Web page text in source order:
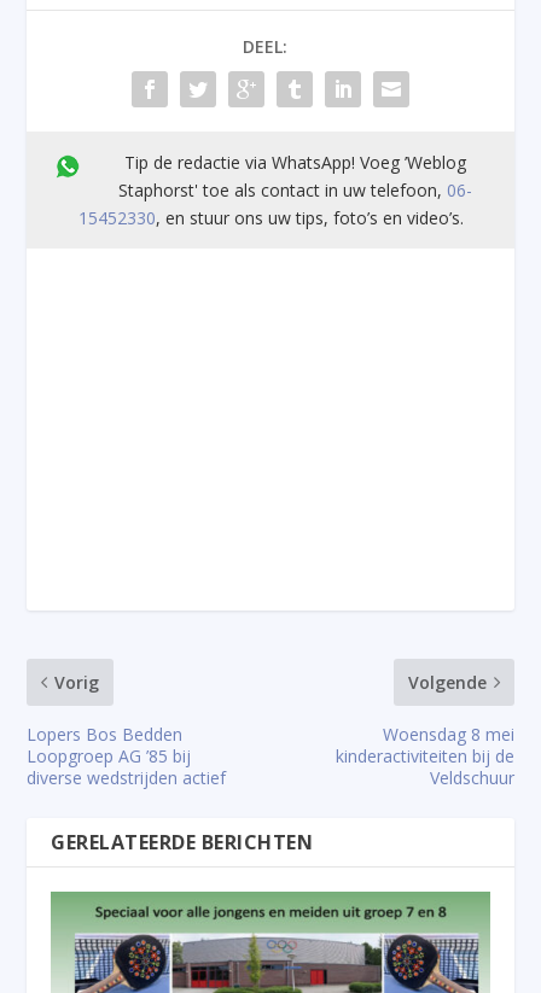
DEEL:
Tip de redactie via WhatsApp! Voeg ’Weblog
Staphorst' toe als contact in uw telefoon, 06-
15452330, en stuur ons uw tips, foto’s en video’s.
Vorig
Lopers Bos Bedden
Loopgroep AG ’85 bij
diverse wedstrijden actief
Volgende
Woensdag 8 mei
kinderactiviteiten bij de
Veldschuur
GERELATEERDE BERICHTEN